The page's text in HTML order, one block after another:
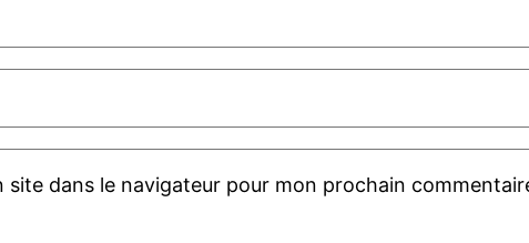
dans le navigateur pour mon prochain